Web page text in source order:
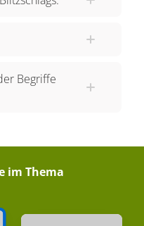
Menschen vom
ein Gewitter von
Begriffe
im Thema